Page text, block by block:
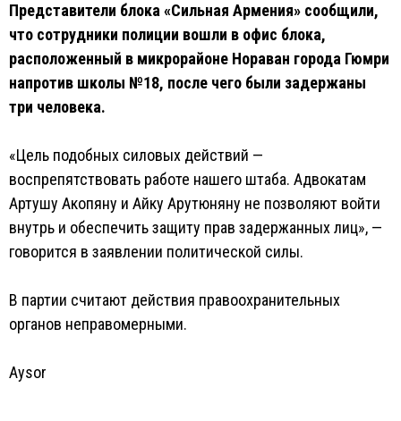
Представители блока «Сильная Армения» сообщили,
что сотрудники полиции вошли в офис блока,
расположенный в микрорайоне Нораван города Гюмри
напротив школы №18, после чего были задержаны
три человека.
«Цель подобных силовых действий —
воспрепятствовать работе нашего штаба. Адвокатам
Артушу Акопяну и Айку Арутюняну не позволяют войти
внутрь и обеспечить защиту прав задержанных лиц», —
говорится в заявлении политической силы.
В партии считают действия правоохранительных
органов неправомерными.
Aysor